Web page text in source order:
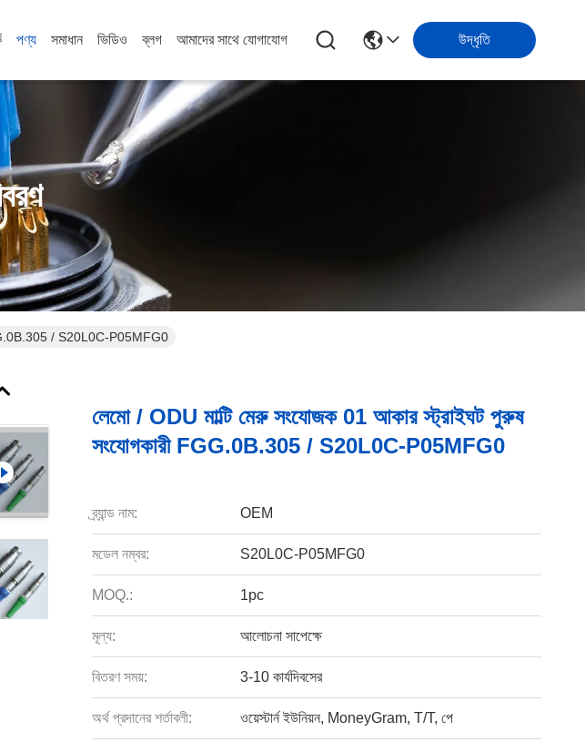
পণ্য সমাধান ভিডিও ব্লগ আমাদের সাথে যোগাযোগ উদ্ধৃতি
/ S20L0C-P05MFG0
লেমো / ODU মাল্টি মেরু সংযোজক 01 আকার স্ট্রাইঘট পুরুষ
সংযোগকারী FGG.0B.305 / S20L0C-P05MFG0
ব্র্যান্ড নাম: OEM
মডেল নম্বর: S20L0C-P05MFG0
MOQ.: 1pc
মূল্য: আলোচনা সাপেক্ষে
বিতরণ সময়: 3-10 কার্যদিবসের
অর্থ প্রদানের শর্তাবলী: ওয়েস্টার্ন ইউনিয়ন, MoneyGram, T/T, পে